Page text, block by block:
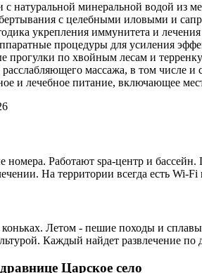
натуральной минеральной водой из
с целебными иловыми и
укрепления иммунитета и
процедуры для усиления
прогулки по хвойным лесам и
массажа, в том числе и
и лечебное питание, включающее
номера. Работают spa-центр и
На территории всегда есть Wi-
Летом - пешие походы и
Каждый найдет развлечение по
Царское село